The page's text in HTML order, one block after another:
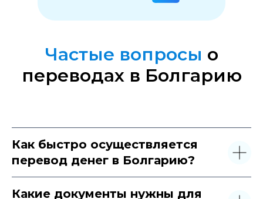
Частые вопросы о
переводах в Болгарию
Как быстро осуществляется
перевод денег в Болгарию?
Какие документы нужны для